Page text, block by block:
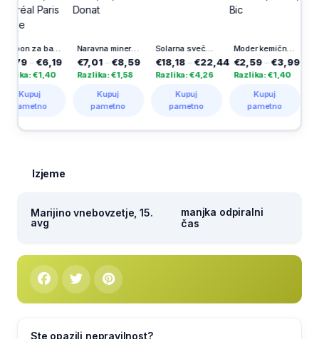
Šampon za barvane lase Color Vive, 0.4 l, L'Oréal Paris Elseve Naravna mineralna voda, 3 l, Donat
€7,01 €8,59
Razlika: €1,58
Solarna sveča Flora, Vestina
€18,18 €22,44
Razlika: €4,26
Moder kemični svinčnik, 3 kos, Bic
€2,59– €3,99
Razlika: €1,40
€4,68
Razlika:
Izjeme
Marijino vnebovzetje, 15.
avg
manjka odpiralni
čas
Ste opazili nepravilnost?